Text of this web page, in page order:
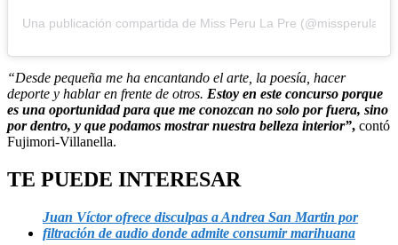
Una publicación compartida de Miss Peru La Pre
“Desde pequeña me ha encantando el arte, la poesía, hacer
deporte y hablar en frente de otros. Estoy en este concurso porque
es una oportunidad para que me conozcan no solo por fuera, sino
por dentro, y que podamos mostrar nuestra belleza interior”, contó
Fujimori-Villanella.
TE PUEDE INTERESAR
Juan Víctor ofrece disculpas a Andrea San Martin por
filtración de audio donde admite consumir marihuana